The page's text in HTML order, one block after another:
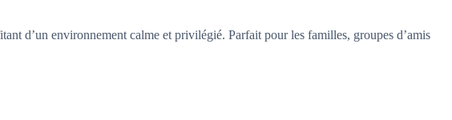
d’un environnement calme et privilégié. Parfait pour les familles, groupes d’amis